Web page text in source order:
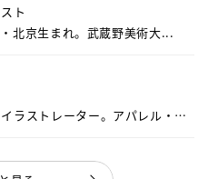
ト
北京生まれ。武蔵野美術大...
ラストレーター。アパレル・キ